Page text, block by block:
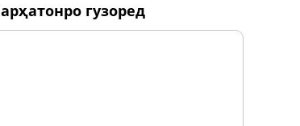
шарҳатонро гузоред